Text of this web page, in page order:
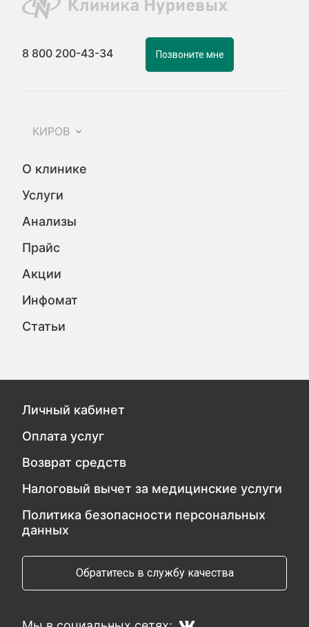
8 800 200-43-34 Позвоните мне
КИРОВ
О клинике
Услуги
Анализы
Прайс
Акции
Инфомат
Статьи
Личный кабинет
Оплата услуг
Возврат средств
Налоговый вычет за медицинские услуги
Политика безопасности персональных
данных
Обратитесь в службу качества